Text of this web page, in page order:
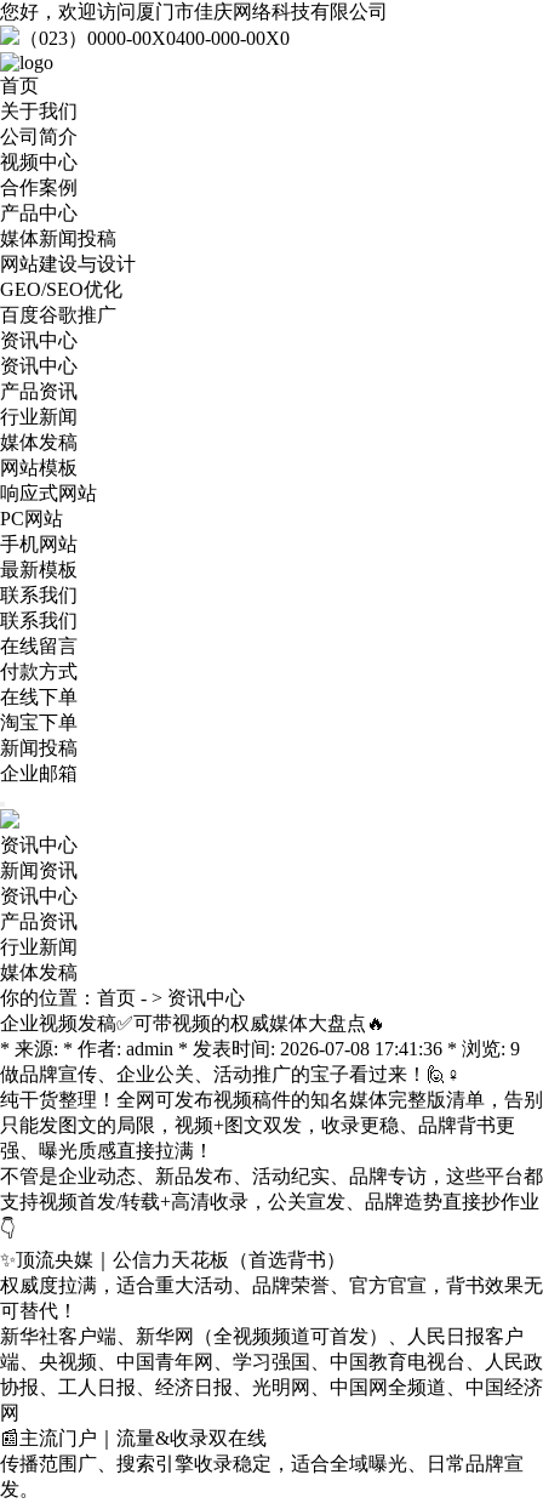
您好，欢迎访问厦门市佳庆网络科技有限公司
（023）0000-00X0400-000-00X0
首页
关于我们
公司简介
视频中心
合作案例
产品中心
媒体新闻投稿
网站建设与设计
GEO/SEO优化
百度谷歌推广
资讯中心
资讯中心
产品资讯
行业新闻
媒体发稿
网站模板
响应式网站
PC网站
手机网站
最新模板
联系我们
联系我们
在线留言
付款方式
在线下单
淘宝下单
新闻投稿
企业邮箱
资讯中心
新闻资讯
资讯中心
产品资讯
行业新闻
媒体发稿
你的位置： 首页 - > 资讯中心
企业视频发稿✅可带视频的权威媒体大盘点🔥
* 来源: * 作者: admin * 发表时间: 2026-07-08 17:41:36 * 浏览: 9
做品牌宣传、企业公关、活动推广的宝子看过来！🙋♀️
纯干货整理！ 全网可发布视频稿件的知名媒体完整版清单 ，告别
只能发图文的局限，视频+图文双发，收录更稳、品牌背书更
强、曝光质感直接拉满！
不管是企业动态、新品发布、活动纪实、品牌专访，这些平台都
支持视频首发/转载+高清收录 ，公关宣发、品牌造势直接抄作业
👇
✨顶流央媒｜公信力天花板（首选背书）
权威度拉满，适合重大活动、品牌荣誉、官方官宣，背书效果无
可替代！
新华社客户端、新华网（全视频频道可首发）、人民日报客户
端、央视频、中国青年网、学习强国、中国教育电视台、人民政
协报、工人日报、经济日报、光明网、中国网全频道、中国经济
网
📰主流门户｜流量&收录双在线
传播范围广、搜索引擎收录稳定，适合全域曝光、日常品牌宣
发。